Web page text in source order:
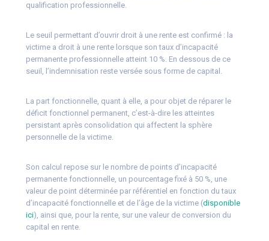
qualification professionnelle.
Le seuil permettant d’ouvrir droit à une rente est confirmé : la
victime a droit à une rente lorsque son taux d’incapacité
permanente professionnelle atteint 10 %. En dessous de ce
seuil, l’indemnisation reste versée sous forme de capital.
La part fonctionnelle, quant à elle, a pour objet de réparer le
déficit fonctionnel permanent, c’est-à-dire les atteintes
persistant après consolidation qui affectent la sphère
personnelle de la victime.
Son calcul repose sur le nombre de points d’incapacité
permanente fonctionnelle, un pourcentage fixé à 50 %, une
valeur de point déterminée par référentiel en fonction du taux
d’incapacité fonctionnelle et de l’âge de la victime (disponible
ici), ainsi que, pour la rente, sur une valeur de conversion du
capital en rente.